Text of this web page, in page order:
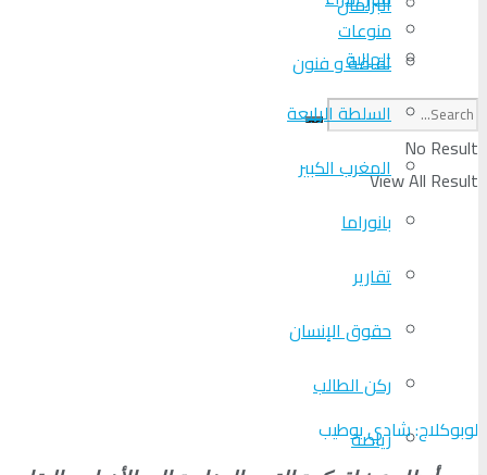
منوعات
ثقافة و فنون
No Result
View All Result
الجالية
السلطة الرابعة
المغرب الكبير
بانوراما
تقارير
حقوق الإنسان
ركن الطالب
رياضة
لوبوكلاج: شادي بوطيب